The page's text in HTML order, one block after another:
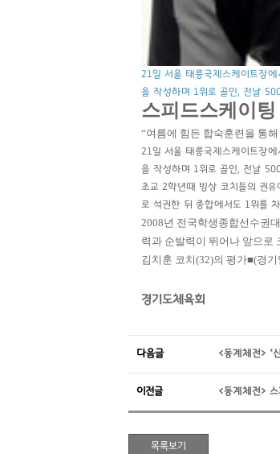
21일 서울 태릉국제스케이트장
을 작성하며 1위로 골인, 전날
스피드스케이
“여름에 힘든 합숙훈련을 통
21일 서울 태릉국제스케이트장
을 작성하며 1위로 골인, 전날
초교 2학년때 빙상 코치들의 권
로 석권한 뒤 종합에서도 1위를
2008년 전국학생종합선수권
력과 순발력이 뛰어나 앞으로
김치훈 코치(32)의 평가■(경기
경기도체육회
다음글 <동계체전> ‘
이전글 <동계체전>